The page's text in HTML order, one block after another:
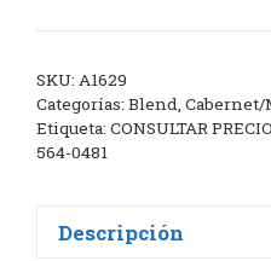
SKU: A1629
Categorías: Blend, Cabernet/
Etiqueta: CONSULTAR
564-0481
Descripción